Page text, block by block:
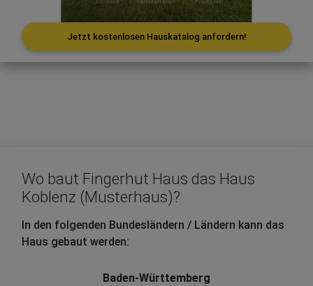
Jetzt kostenlosen Hauskatalog anfordern!
Wo baut Fingerhut Haus das Haus
Koblenz (Musterhaus)?
In den folgenden Bundesländern / Ländern kann das
Haus gebaut werden:
Baden-Württemberg